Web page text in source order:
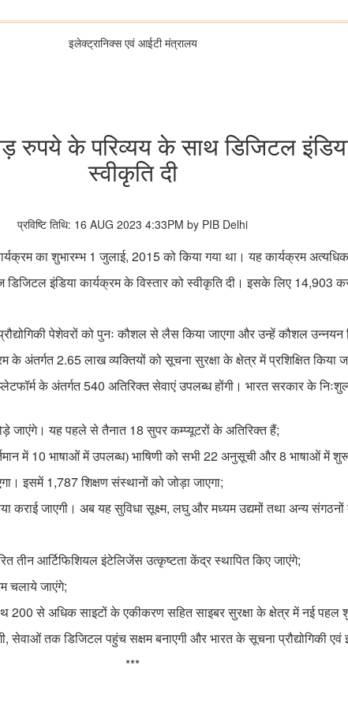
इलेक्ट्रानिक्स एवं आईटी मंत्रालय
के परिव्यय के साथ डिजिटल
स्वीकृति दी
प्रविष्टि तिथि: 16 AUG 2023 4:33PM by PIB Delhi
का शुभारम्भ 1 जुलाई, 2015को किया गया था। यह कार्यक्रम
डिजिटल इंडिया कार्यक्रम के विस्तार को स्वीकृति दी। इसके लिए 14,903
पेशेवरों को पुनः कौशल से लैस किया जाएगा और उन्हें कौशल उन्नयन
के अंतर्गत2.65लाख व्यक्तियों को सूचना सुरक्षा के क्षेत्र में प्रशिक्षित किया
के अंतर्गत540 अतिरिक्त सेवाएं उपलब्ध होंगी। भारत सरकार के
जाएंगे। यह पहले से तैनात 18 सुपर कम्प्यूटरों के अतिरिक्त हैं;
में 10 भाषाओं में उपलब्ध) भाषिणी को सभी 22 अनुसूची और 8 भाषाओं में
इसमें 1,787शिक्षण संस्थानों को जोड़ा जाएगा;
कराई जाएगी। अब यह सुविधा सूक्ष्म,लघु और मध्यम उद्यमों तथा अन्य संगठनों
आर्टिफिशियल इंटेलिजेंस उत्कृष्टता केंद्र स्थापित किए जाएंगे;
चलाये जाएंगे;
200 से अधिक साइटों के एकीकरण सहित साइबर सुरक्षा के क्षेत्र में नई पहल
,सेवाओं तक डिजिटल पहुंच सक्षम बनाएगी और भारत के सूचना प्रौद्योगिकी
***